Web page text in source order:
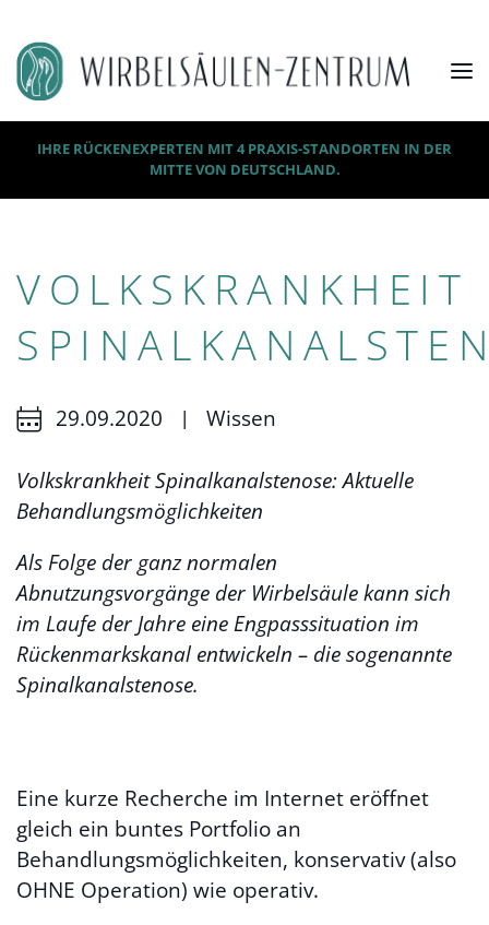
IHRE RÜCKENEXPERTEN MIT 4 PRAXIS-STANDORTEN IN DER
MITTE VON DEUTSCHLAND.
VOLKSKRANKHEIT
29.09.2020 | Wissen
Volkskrankheit Spinalkanalstenose: Aktuelle
Behandlungsmöglichkeiten
Als Folge der ganz normalen
Abnutzungsvorgänge der Wirbelsäule kann sich
im Laufe der Jahre eine Engpasssituation im
Rückenmarkskanal entwickeln – die sogenannte
Spinalkanalstenose.
Eine kurze Recherche im Internet eröffnet
gleich ein buntes Portfolio an
Behandlungsmöglichkeiten, konservativ (also
OHNE Operation) wie operativ.